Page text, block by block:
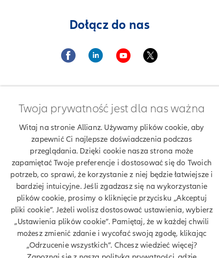
Dołącz do nas
Twoje dane
Polityka prywatności
Polityka cookies
Znajdź agenta Allianz. Znajdź placówkę Allianz
Ubezpieczenia Allianz Ewa Stolarska
Twoja prywatność jest dla nas ważna
Witaj na stronie Allianz. Używamy plików cookie, aby
zapewnić Ci najlepsze doświadczenia podczas
przeglądania. Dzięki cookie nasza strona może
zapamiętać Twoje preferencje i dostosować się do Twoich
potrzeb, co sprawi, że korzystanie z niej będzie łatwiejsze i
bardziej intuicyjne. Jeśli zgadzasz się na wykorzystanie
plików cookie, prosimy o kliknięcie przycisku „Akceptuj
pliki cookie”. Jeżeli wolisz dostosować ustawienia, wybierz
„Ustawienia plików cookie”. Pamiętaj, że w każdej chwili
możesz zmienić zdanie i wycofać swoją zgodę, klikając
„Odrzucenie wszystkich”. Chcesz wiedzieć więcej?